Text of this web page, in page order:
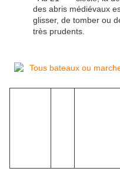
des abris médiévaux
glisser, de tomber ou
très prudents.